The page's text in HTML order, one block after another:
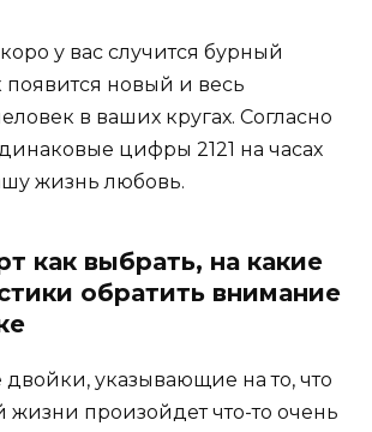
у вас случится бурный
появится новый и весь
в ваших кругах. Согласно
цифры 2121 на часах
жизнь любовь.
как выбрать, на какие
обратить внимание
двойки, указывающие на то, что
жизни произойдет что-то очень